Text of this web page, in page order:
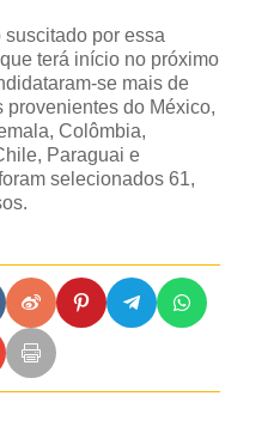
por essa
terá início no próximo
se mais de
do México,
Colômbia,
Paraguai e
selecionados 61,